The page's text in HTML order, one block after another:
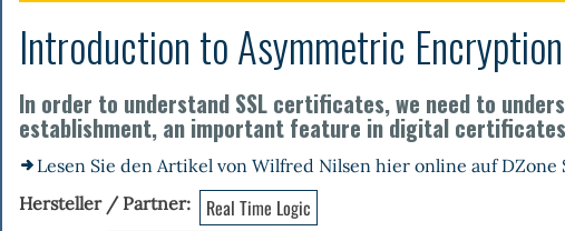
Introduction to Asymmetric
In order to understand SSL certificates, we need to
establishment, an important feature in digital
Lesen Sie den Artikel von Wilfred Nilsen hier online auf DZone
Hersteller / Partner
Real Time Logic